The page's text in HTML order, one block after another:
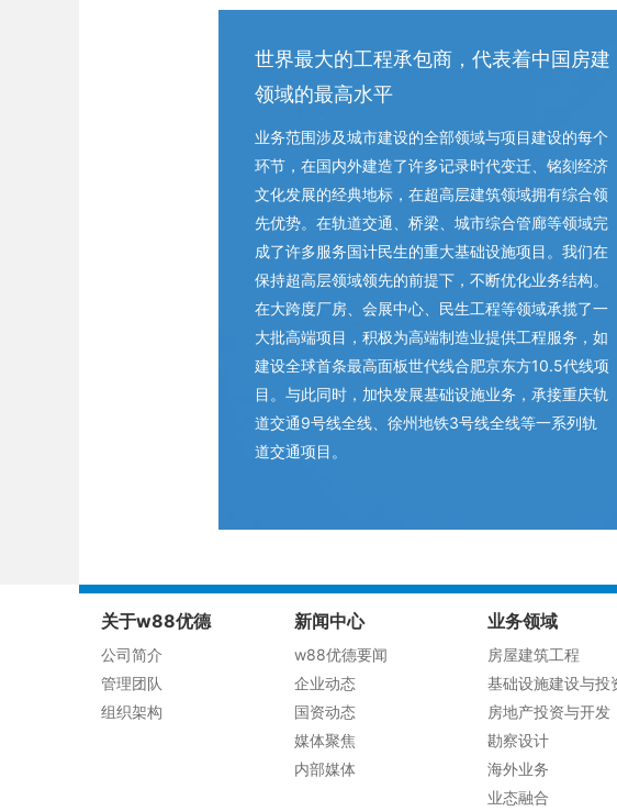
世界最大的工程承包商，代表着中国房建
领域的最高水平
业务范围涉及城市建设的全部领域与项目建设的每个
环节，在国内外建造了许多记录时代变迁、铭刻经济
文化发展的经典地标，在超高层建筑领域拥有综合领
先优势。在轨道交通、桥梁、城市综合管廊等领域完
成了许多服务国计民生的重大基础设施项目。我们在
保持超高层领域领先的前提下，不断优化业务结构。
在大跨度厂房、会展中心、民生工程等领域承揽了一
大批高端项目，积极为高端制造业提供工程服务，如
建设全球首条最高面板世代线合肥京东方10.5代线项
目。与此同时，加快发展基础设施业务，承接重庆轨
道交通9号线全线、徐州地铁3号线全线等一系列轨
道交通项目。
关于w88优德
公司简介
管理团队
组织架构
新闻中心
w88优德要闻
企业动态
国资动态
媒体聚焦
内部媒体
业务领域
房屋建筑工程
基础设施建设与投
房地产投资与开发
勘察设计
海外业务
业态融合